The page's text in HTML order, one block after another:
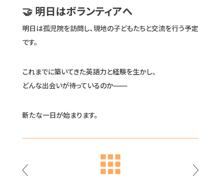
🤝 明日はボランティアへ
明日は孤児院を訪問し、現地の子どもたちと交流を行う予定
です。
これまでに築いてきた英語力と経験を生かし、
どんな出会いが待っているのか——
新たな一日が始まります。